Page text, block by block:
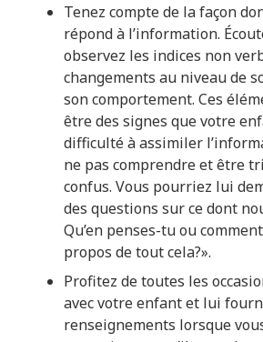
Tenez compte de la façon
répond à l’information.
observez les indices non
changements au niveau de
son comportement. Ces
être des signes que votre
difficulté à assimiler
ne pas comprendre et être
confus. Vous pourriez lui
des questions sur ce dont
Qu’en penses-tu ou
propos de tout cela?».
Profitez de toutes les
avec votre enfant et lui
renseignements lorsque